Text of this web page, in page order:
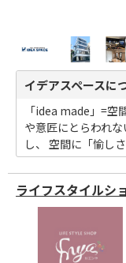
イデアスペースに
「idea made」=空
や意匠にとらわれ
し、 空間に「愉し
ライフスタイルシ